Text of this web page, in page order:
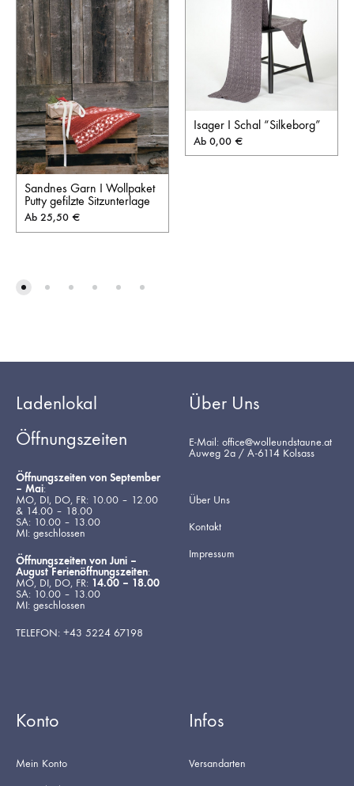
Sandnes Garn I Wollpaket
Putty gefilzte Sitzunterlage
Ab 25,50 €
Isager I Schal “Silkeborg”
Ab 0,00 €
Ladenlokal
Öffnungszeiten
Öffnungszeiten von September
– Mai:
MO, DI, DO, FR: 10.00 – 12.00
& 14.00 – 18.00
SA: 10.00 – 13.00
MI: geschlossen
Öffnungszeiten von Juni –
August Ferienöffnungszeiten:
MO, DI, DO, FR: 14.00 – 18.00
SA: 10.00 – 13.00
MI: geschlossen
TELEFON: +43 5224 67198
Über Uns
E-Mail: office@wolleundstaune.at
Auweg 2a / A-6114 Kolsass
Über Uns
Kontakt
Impressum
Konto
Mein Konto
Infos
Versandarten